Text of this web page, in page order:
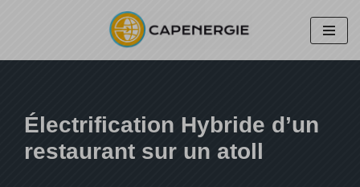
Électrification Hybride d’un
restaurant sur un atoll